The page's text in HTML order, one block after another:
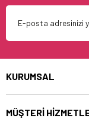
KURUMSAL
MÜŞTERİ